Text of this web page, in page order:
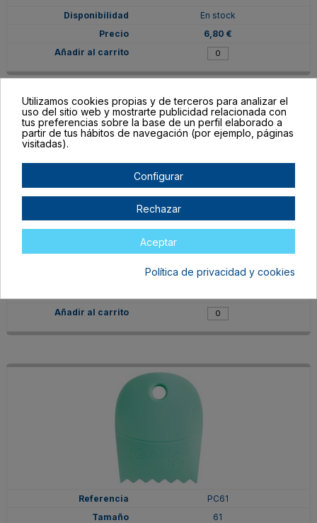
En stock
6,80 €
64
En stock
PC61
61
Utilizamos cookies propias y de terceros para analizar el
uso del sitio web y mostrarte publicidad relacionada con
tus preferencias sobre la base de un perfil elaborado a
partir de tus hábitos de navegación (por ejemplo, páginas
visitadas).
Configurar
Rechazar
Aceptar
Política de privacidad y cookies